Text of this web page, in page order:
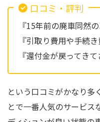
口コミ・評判
『15年前の廃車同然
『引取り費用や手続
『還付金が戻ってき
という口コミがかなり多
とで一番人気のサービス